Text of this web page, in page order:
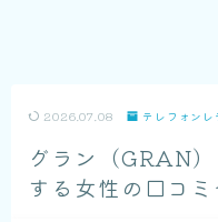
2026.07.08 テレフォンレ
グラン（GRAN
する女性の口コ